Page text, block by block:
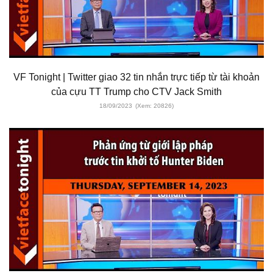
VF Tonight | Twitter giao 32 tin nhắn trực tiếp từ tài khoản
của cựu TT Trump cho CTV Jack Smith
18/09/2023 (Xem: 20826)